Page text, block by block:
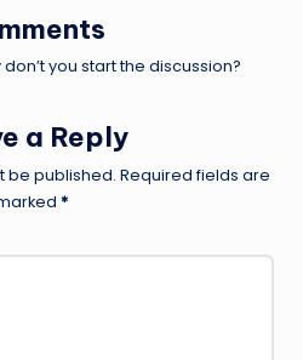
you start the discussion?
a Reply
be published. Required fields are
*